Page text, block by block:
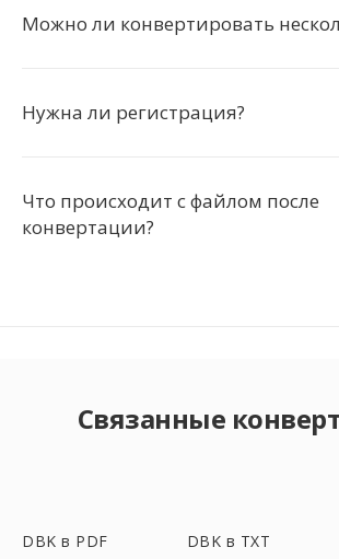
Можно ли конвертировать
Нужна ли регистрация?
Что происходит с файлом после
конвертации?
Связанные
DBK в PDF DBK в TXT